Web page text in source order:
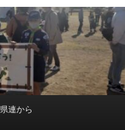
県連から